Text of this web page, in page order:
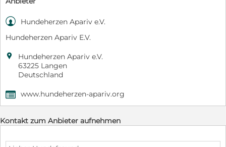

Hundeherzen Apariv e.V.
Hundeherzen Apariv E.V.

Hundeherzen Apariv e.V.
63225 Langen
Deutschland
, www.hundeherzen-apariv.org
Kontakt zum Anbieter aufnehmen